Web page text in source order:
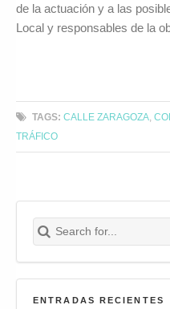
de la actuación y a las
Local y responsables de la
TAGS: CALLE ZARAGOZA ,
TRÁFICO
Search for:
Buscar
ENTRADAS RECIENTES